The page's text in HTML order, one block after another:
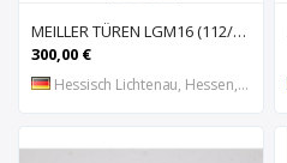
MEILLER TÜREN LGM16 (112/2000 S) (112/2000 E) Lichtgitter, Sicherheits-Lichtvorhang, Lichtschran
300,00 €
Hessisch Lichtenau, Hessen, DE